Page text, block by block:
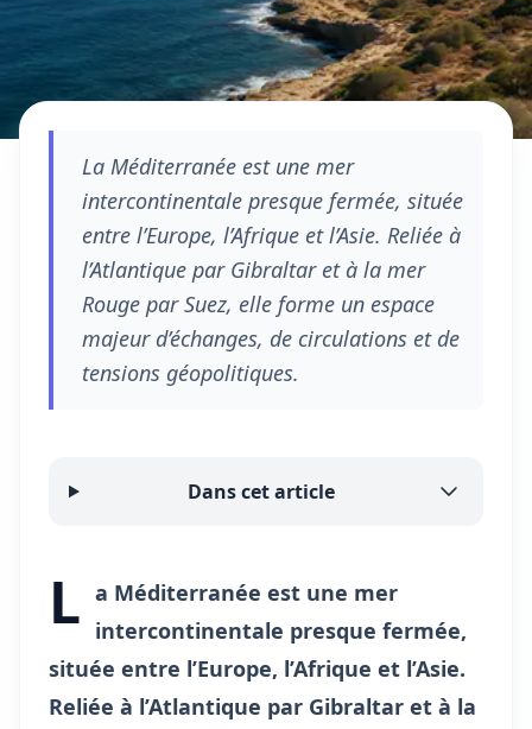
La Méditerranée est une mer
intercontinentale presque fermée, située
entre l’Europe, l’Afrique et l’Asie. Reliée à
l’Atlantique par Gibraltar et à la mer
Rouge par Suez, elle forme un espace
majeur d’échanges, de circulations et de
tensions géopolitiques.
Dans cet article
L a Méditerranée est une mer
intercontinentale presque fermée,
située entre l’Europe, l’Afrique et l’Asie.
Reliée à l’Atlantique par Gibraltar et à la